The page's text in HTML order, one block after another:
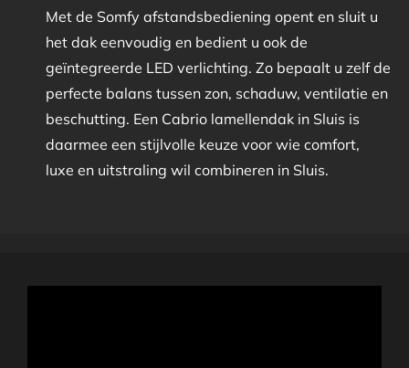
Met de Somfy afstandsbediening opent en sluit u
het dak eenvoudig en bedient u ook de
geïntegreerde LED verlichting. Zo bepaalt u zelf de
perfecte balans tussen zon, schaduw, ventilatie en
beschutting. Een Cabrio lamellendak in Sluis is
daarmee een stijlvolle keuze voor wie comfort,
luxe en uitstraling wil combineren in Sluis.